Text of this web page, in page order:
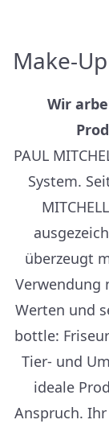
Make-
Wir
PAUL
System.
überzeugt
Verwendung
Werten und
bottle:
Tier- und
ideale
Anspruch.